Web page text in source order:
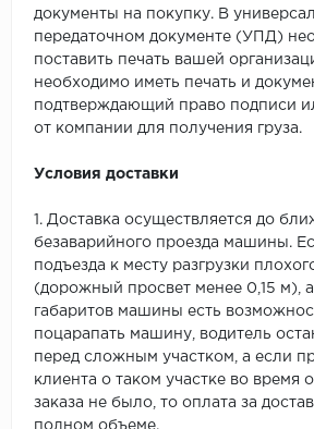
документы на покупку. В
передаточном документе (УПД)
поставить печать вашей
необходимо иметь печать и
подтверждающий право подписи
от компании для получения груза.
Условия доставки
1. Доставка осуществляется до
безаварийного проезда машины.
подъезда к месту разгрузки
(дорожный просвет менее 0,15 м),
габаритов машины есть
поцарапать машину, водитель
перед сложным участком, а если
клиента о таком участке во время
заказа не было, то оплата за
полном объеме.